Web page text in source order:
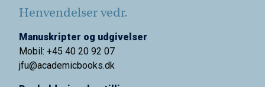
Henvendelser vedr.
Manuskripter og udgivelser
Mobil: +45 40 20 92 07
jfu@academicbooks.dk